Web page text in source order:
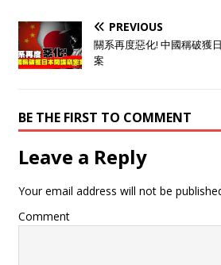
PREVIOUS
關系再度惡化! 中國稱破獲
案
BE THE FIRST TO COMMENT
Leave a Reply
Your email address will not be
Comment